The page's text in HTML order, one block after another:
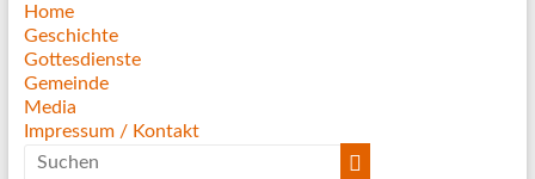
Home
Geschichte
Gottesdienste
Gemeinde
Media
Impressum / Kontakt